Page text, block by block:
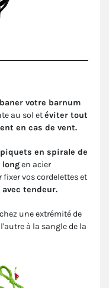
votre barnum
au sol etéviter tout
en cas de vent.
en spirale de
en acier
vos cordelettes et
tendeur.
une extrémité de
à la sangle de la